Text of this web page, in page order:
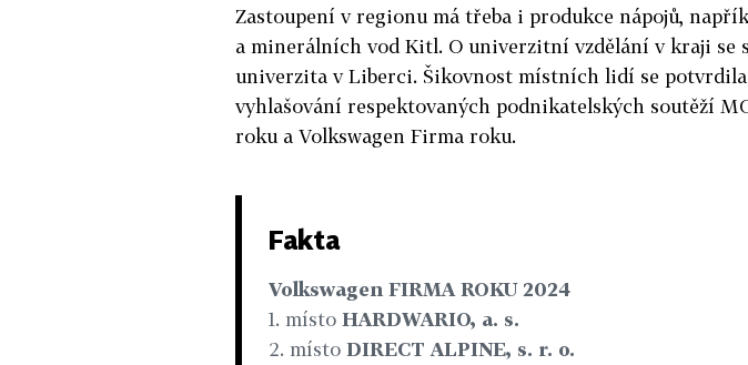
Zastoupení v regionu má třeba i produkce nápojů,
a minerálních vod Kitl. O univerzitní vzdělání v kraji se
univerzita v Liberci. Šikovnost místních lidí se
vyhlašování respektovaných podnikatelských soutěží
roku a Volkswagen Firma roku.
Fakta
Volkswagen FIRMA ROKU 2024
1. místo HARDWARIO, a. s.
2. místo DIRECT ALPINE, s. r. o.